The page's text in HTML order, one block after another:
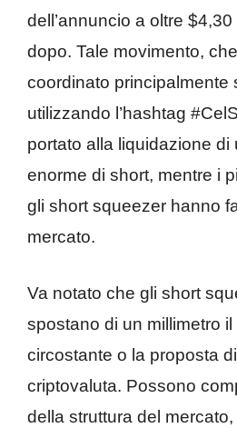
dell’annuncio a oltre
dopo. Tale movimento,
coordinato principalmente
utilizzando l’hashtag
portato alla liquidazione di
enorme di short, mentre i
gli short squeezer hanno
mercato.
Va notato che gli short
spostano di un millimetro
circostante o la proposta
criptovaluta. Possono
della struttura del